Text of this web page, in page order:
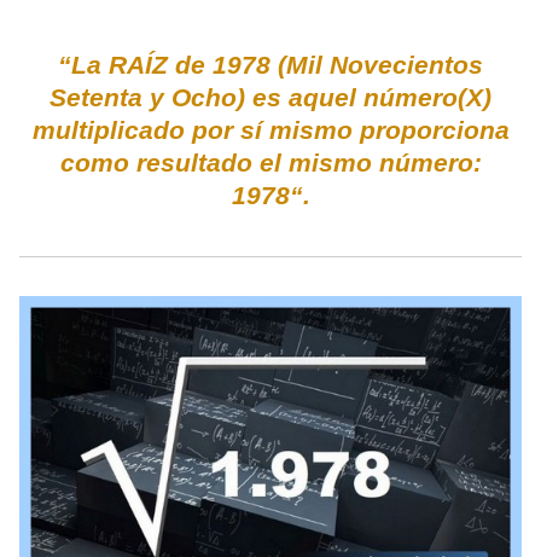
“La RAÍZ de 1978 (Mil Novecientos
Setenta y Ocho) es aquel número(X)
multiplicado por sí mismo proporciona
como resultado el mismo número:
1978“.